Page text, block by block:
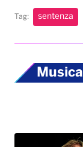
Tag: sentenza